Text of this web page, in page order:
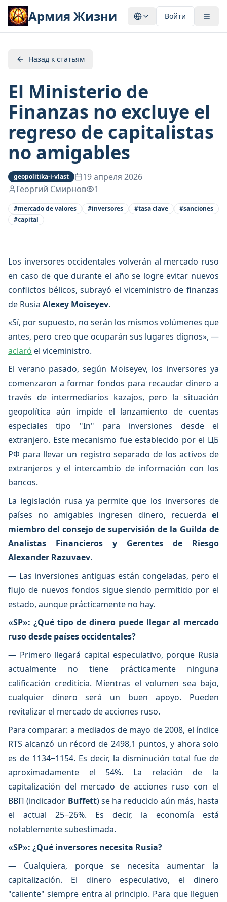
Армия Жизни Войти
Назад к статьям
El Ministerio de
Finanzas no excluye el
regreso de capitalistas
no amigables
geopolitika-i-vlast
19 апреля 2026
Георгий Смирнов
1
#mercado de valores #inversores #tasa clave #sanciones
#capital
Los inversores occidentales volverán al mercado ruso
en caso de que durante el año se logre evitar nuevos
conflictos bélicos, subrayó el viceministro de finanzas
de Rusia Alexey Moiseyev.
«Sí, por supuesto, no serán los mismos volúmenes que
antes, pero creo que ocuparán sus lugares dignos», —
aclaró el viceministro.
El verano pasado, según Moiseyev, los inversores ya
comenzaron a formar fondos para recaudar dinero a
través de intermediarios kazajos, pero la situación
geopolítica aún impide el lanzamiento de cuentas
especiales tipo "In" para inversiones desde el
extranjero. Este mecanismo fue establecido por el ЦБ
РФ para llevar un registro separado de los activos de
extranjeros y el intercambio de información con los
bancos.
La legislación rusa ya permite que los inversores de
países no amigables ingresen dinero, recuerda el
miembro del consejo de supervisión de la Guilda de
Analistas Financieros y Gerentes de Riesgo
Alexander Razuvaev.
— Las inversiones antiguas están congeladas, pero el
flujo de nuevos fondos sigue siendo permitido por el
estado, aunque prácticamente no hay.
«SP»: ¿Qué tipo de dinero puede llegar al mercado
ruso desde países occidentales?
— Primero llegará capital especulativo, porque Rusia
actualmente no tiene prácticamente ninguna
calificación crediticia. Mientras el volumen sea bajo,
cualquier dinero será un buen apoyo. Pueden
revitalizar el mercado de acciones ruso.
Para comparar: a mediados de mayo de 2008, el índice
RTS alcanzó un récord de 2498,1 puntos, y ahora solo
es de 1134−1154. Es decir, la disminución total fue de
aproximadamente el 54%. La relación de la
capitalización del mercado de acciones ruso con el
ВВП (indicador Buffett) se ha reducido aún más, hasta
el actual 25−26%. Es decir, la economía está
notablemente subestimada.
«SP»: ¿Qué inversores necesita Rusia?
— Cualquiera, porque se necesita aumentar la
capitalización. El dinero especulativo, el dinero
"caliente" siempre entra al principio. Para que lleguen